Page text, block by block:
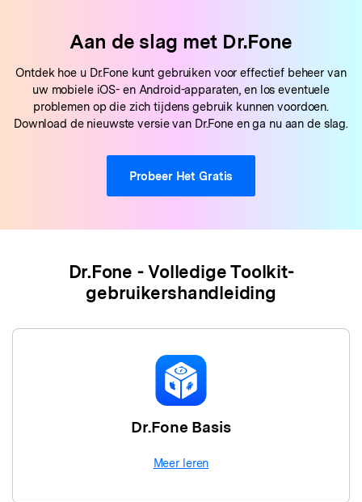
Aan de slag met Dr.Fone
Ontdek hoe u Dr.Fone kunt gebruiken voor effectief beheer van
uw mobiele iOS- en Android-apparaten, en los eventuele
problemen op die zich tijdens gebruik kunnen voordoen.
Download de nieuwste versie van Dr.Fone en ga nu aan de slag.
Probeer Het Gratis
Dr.Fone - Volledige Toolkit-
gebruikershandleiding
Dr.Fone Basis
Meer leren